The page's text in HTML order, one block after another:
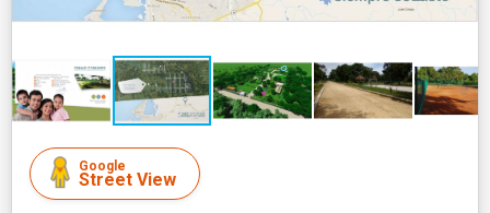
Google
Street View